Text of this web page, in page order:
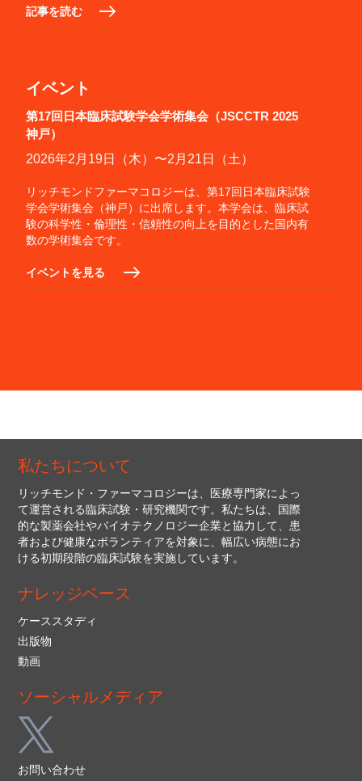
記事を読む
イベント
第17回日本臨床試験学会学術集会（JSCCTR 2025
神戸）
2026年2月19日（木）〜2月21日（土）
リッチモンドファーマコロジーは、第17回日本臨床試験
学会学術集会（神戸）に出席します。本学会は、臨床試
験の科学性・倫理性・信頼性の向上を目的とした国内有
数の学術集会です。
イベントを見る
私たちについて
リッチモンド・ファーマコロジーは、医療専門家によっ
て運営される臨床試験・研究機関です。私たちは、国際
的な製薬会社やバイオテクノロジー企業と協力して、患
者および健康なボランティアを対象に、幅広い病態にお
ける初期段階の臨床試験を実施しています。
ナレッジベース
ケーススタディ
出版物
動画
ソーシャルメディア
お問い合わせ